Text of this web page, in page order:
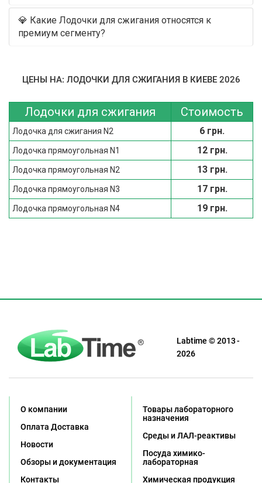
💎 Какие Лодочки для сжигания относятся к
премиум сегменту?
ЦЕНЫ НА: ЛОДОЧКИ ДЛЯ СЖИГАНИЯ В КИЕВЕ 2026
Лодочки для сжигания Стоимость
Лодочка для сжигания N2 6 грн.
Лодочка прямоугольная N1 12 грн.
Лодочка прямоугольная N2 13 грн.
Лодочка прямоугольная N3 17 грн.
Лодочка прямоугольная N4 19 грн.
Labtime © 2013 -
2026
О компании
Оплата Доставка
Новости
Обзоры и документация
Контакты
Товары лабораторного
назначения
Среды и ЛАЛ-реактивы
Посуда химико-
лабораторная
Химическая продукция